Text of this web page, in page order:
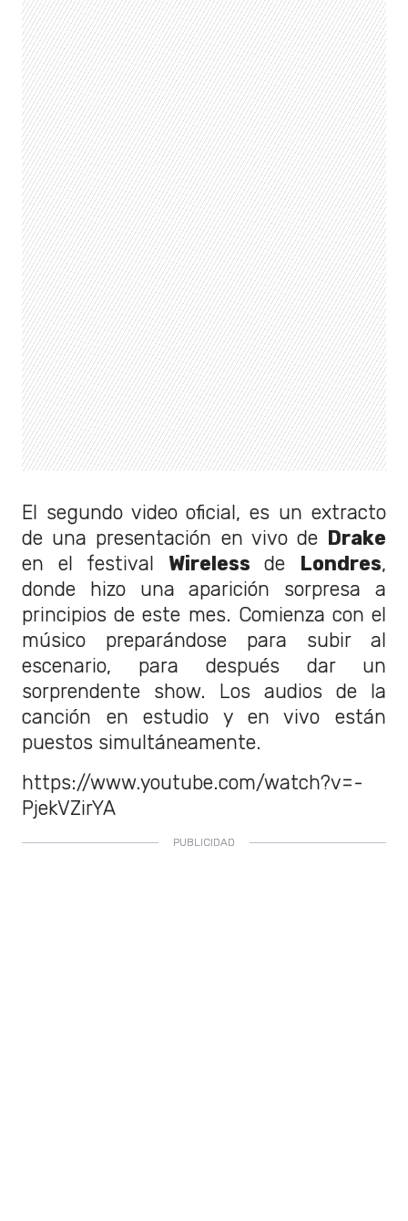
El segundo video oficial, es un extracto
de una presentación en vivo de Drake
en el festival Wireless de Londres,
donde hizo una aparición sorpresa a
principios de este mes. Comienza con el
músico preparándose para subir al
escenario, para después dar un
sorprendente show. Los audios de la
canción en estudio y en vivo están
puestos simultáneamente.
https://www.youtube.com/watch?v=-
PjekVZirYA